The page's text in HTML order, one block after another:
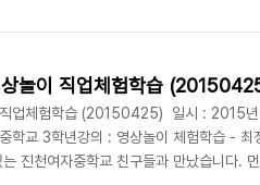
한 뒤, 발표하는 시간을 갖기로 약속하고
놀이 직업체험학습
직업체험학습 (20150425) 일시 : 2015
학교 3학년강의 : 영상놀이 체험학습 -
진천여자중학교 친구들과 만났습니다.